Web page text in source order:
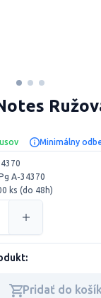
Minimálny
Pg A-34370
ks (do 48h)
Pridať do